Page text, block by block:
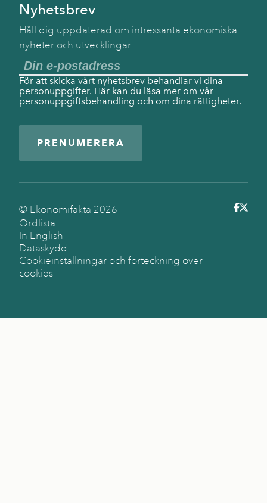
Nyhetsbrev
Håll dig uppdaterad om intressanta ekonomiska
nyheter och utvecklingar.
För att skicka vårt nyhetsbrev behandlar vi dina
personuppgifter. Här kan du läsa mer om vår
personuppgiftsbehandling och om dina rättigheter.
PRENUMERERA
© Ekonomifakta 2026
Ordlista
In English
Dataskydd
Cookieinställningar och förteckning över
cookies